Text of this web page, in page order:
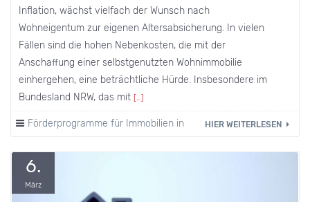
Inflation, wächst vielfach der Wunsch nach
Wohneigentum zur eigenen Altersabsicherung. In vielen
Fällen sind die hohen Nebenkosten, die mit der
Anschaffung einer selbstgenutzten Wohnimmobilie
einhergehen, eine beträchtliche Hürde. Insbesondere im
Bundesland NRW, das mit […]
Förderprogramme für Immobilien in Iserlohn und Umgebung
HIER WEITERLESEN
6.
März